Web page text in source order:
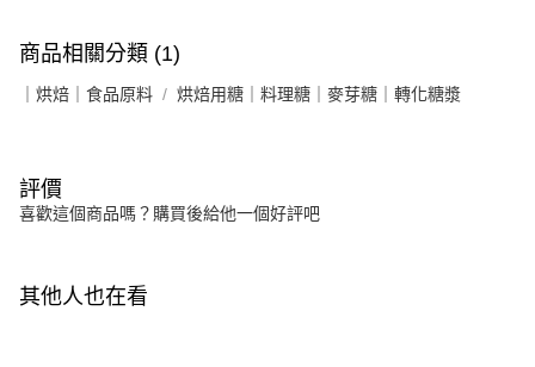
商品相關分類 (1)
｜烘焙｜食品原料 烘焙用糖｜料理糖｜麥芽糖｜轉化糖漿
評價
喜歡這個商品嗎？購買後給他一個好評吧
其他人也在看